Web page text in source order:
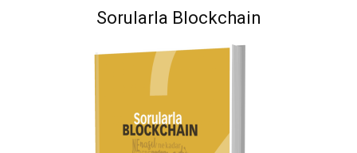
Sorularla Blockchain